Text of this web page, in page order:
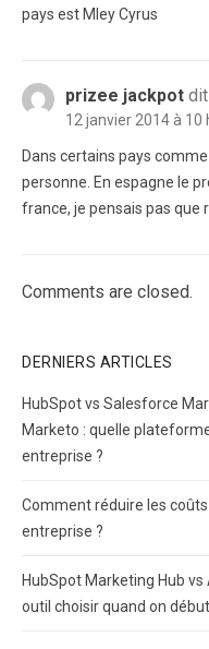
pays est Mley Cyrus
prizee jackpot dit
12 janvier 2014 à 10
Dans certains pays
personne. En espagne le
france, je pensais pas que
Comments are closed.
DERNIERS ARTICLES
HubSpot vs Salesforce
Marketo : quelle
entreprise ?
Comment réduire les
entreprise ?
HubSpot Marketing Hub
outil choisir quand on